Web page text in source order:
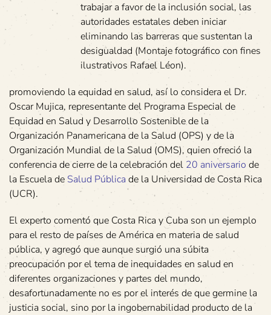
trabajar a favor de la inclusión social, las
autoridades estatales deben iniciar
eliminando las barreras que sustentan la
desigualdad (Montaje fotográfico con fines
ilustrativos Rafael Léon).
promoviendo la equidad en salud, así lo considera el Dr.
Oscar Mujica, representante del Programa Especial de
Equidad en Salud y Desarrollo Sostenible de la
Organización Panamericana de la Salud (OPS) y de la
Organización Mundial de la Salud (OMS), quien ofreció la
conferencia de cierre de la celebración del 20 aniversario de
la Escuela de Salud Pública de la Universidad de Costa Rica
(UCR).
El experto comentó que Costa Rica y Cuba son un ejemplo
para el resto de países de América en materia de salud
pública, y agregó que aunque surgió una súbita
preocupación por el tema de inequidades en salud en
diferentes organizaciones y partes del mundo,
desafortunadamente no es por el interés de que germine la
justicia social, sino por la ingobernabilidad producto de la